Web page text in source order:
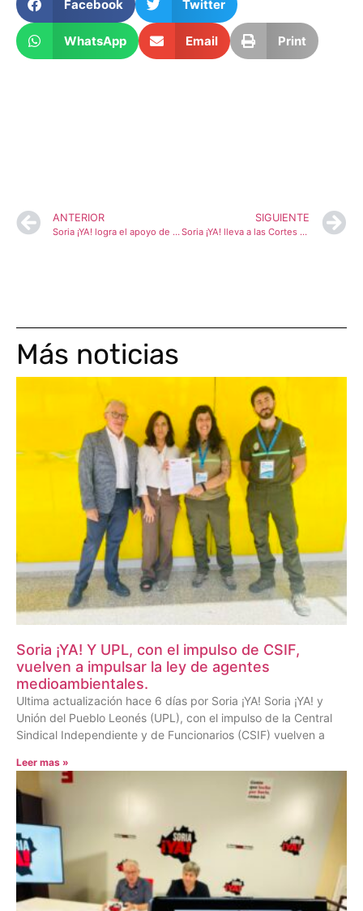
Facebook Twitter
WhatsApp Email Print
ANTERIOR
Soria ¡YA! logra el apoyo de las Cortes para exigir cobertura 4G y 5G en todas las carreteras de la Junta de Castilla y León
SIGUIENTE
Soria ¡YA! lleva a las Cortes el deterioro del transporte público por carretera y las infraestructuras de la Junta en la provincia
Más noticias
Soria ¡YA! Y UPL, con el impulso de CSIF,
vuelven a impulsar la ley de agentes
medioambientales.
Ultima actualización hace 6 días por Soria ¡YA! Soria ¡YA! y
Unión del Pueblo Leonés (UPL), con el impulso de la Central
Sindical Independiente y de Funcionarios (CSIF) vuelven a
Leer mas »